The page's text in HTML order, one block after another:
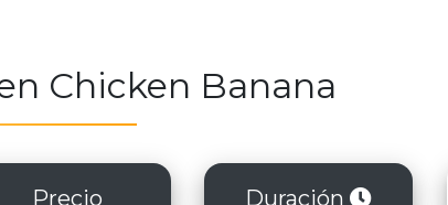
Chicken Banana
Precio Duración